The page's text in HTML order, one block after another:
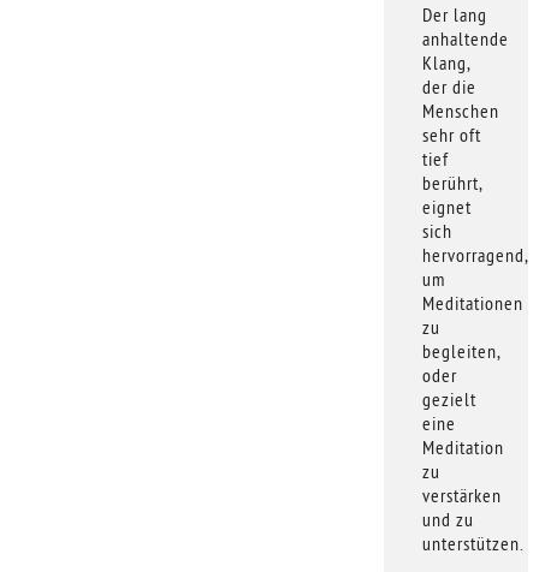
Der lang
anhaltende
Klang,
der die
Menschen
sehr oft
tief
berührt,
eignet
sich
hervorragend,
um
Meditationen
zu
begleiten,
oder
gezielt
eine
Meditation
zu
verstärken
und zu
unterstützen.